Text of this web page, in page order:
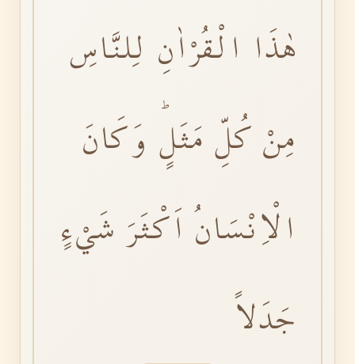
هٰذَا الْقُرْاٰنِ لِلنَّاسِ
مِنْ كُلِّ مَثَلٍؕ وَكَانَ
الْاِنْسَانُ اَكْثَرَ شَيْءٍ
جَدَلاً